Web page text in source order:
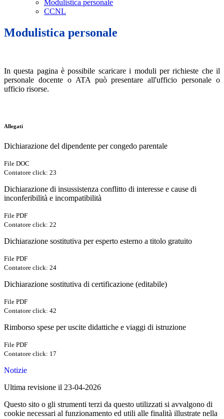
Modulistica personale
CCNL
Modulistica personale
In questa pagina è possibile scaricare i moduli per richieste che il
personale docente o ATA può presentare all'ufficio personale o
ufficio risorse.
Allegati
Dichiarazione del dipendente per congedo parentale
File DOC
Contatore click: 23
Dichiarazione di insussistenza conflitto di interesse e cause di
inconferibilità e incompatibilità
File PDF
Contatore click: 22
Dichiarazione sostitutiva per esperto esterno a titolo gratuito
File PDF
Contatore click: 24
Dichiarazione sostitutiva di certificazione (editabile)
File PDF
Contatore click: 42
Rimborso spese per uscite didattiche e viaggi di istruzione
File PDF
Contatore click: 17
Notizie
Ultima revisione il 23-04-2026
Questo sito o gli strumenti terzi da questo utilizzati si avvalgono di
cookie necessari al funzionamento ed utili alle finalità illustrate nella